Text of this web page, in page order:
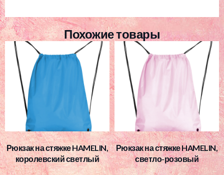
Похожие товары
Рюкзак на стяжке HAMELIN,
королевский светлый
Рюкзак на стяжке HAMELIN,
светло-розовый